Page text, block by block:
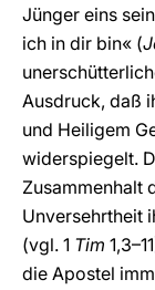
Jünger eins
ich in dir bin« (
Ausdruck, daß
und Heiligem
widerspiegelt.
Zusammenhalt
Unversehrtheit
(vgl. 1 Tim
die Apostel